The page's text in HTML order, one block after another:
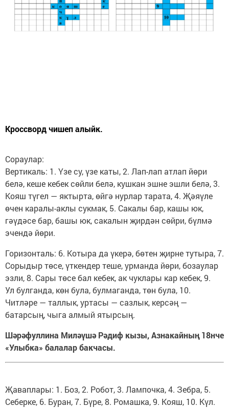
Кроссворд чишеп алыйк.
Сораулар:
Вертикаль: 1. Үзе су, үзе каты, 2. Лап-лап атлап йөри
белә, кеше кебек сөйли белә, кушкан эшне эшли белә, 3.
Кояш түгел — яктырта, өйгә нурлар тарата, 4. Җәяүле
өчен каралы-аклы сукмак, 5. Сакалы бар, кашы юк,
гәүдәсе бар, башы юк, сакалын җирдән сөйри, бүлмә
эчендә йөри.
Горизонталь: 6. Котыра да үкерә, бөтен җирне тутыра, 7.
Сорыдыр төсе, үткендер теше, урманда йөри, бозаулар
эзли, 8. Сары төсе бал кебек, ак чуклары кар кебек, 9.
Ул булганда, көн була, булмаганда, төн була, 10.
Читләре — таллык, уртасы — сазлык, керсәң —
батарсың, чыга алмый ятырсың.
Шәрәфуллина Миләүшә Рәдиф кызы, Азнакайның 18нче
«Улыбка» балалар бакчасы.
Җаваплары: 1. Боз, 2. Робот, 3. Лампочка, 4. Зебра, 5.
Себерке, 6. Буран, 7. Бүре, 8. Ромашка, 9. Кояш, 10. Күл.